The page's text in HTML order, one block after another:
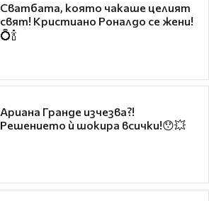
Сватбата, която чакаше целият
свят! Кристиано Роналдо се жени!
💍🍾
Ариана Гранде изчезва?!
Решението ѝ шокира всички!😯💥